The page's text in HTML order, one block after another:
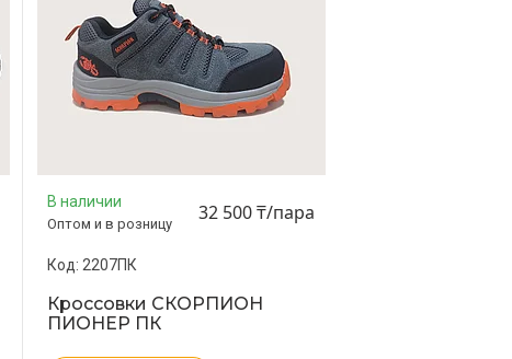
В наличии
Оптом и в розницу 32 500 ₸/пара
2207ПК
Кроссовки СКОРПИОН
ПИОНЕР ПК